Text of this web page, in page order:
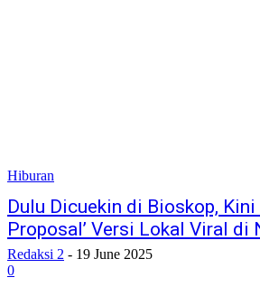
Hiburan
Dulu Dicuekin di Bioskop, Kini
Proposal’ Versi Lokal Viral di
Redaksi 2 - 19 June 2025
0